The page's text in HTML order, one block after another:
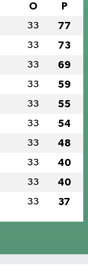
O P
33 77
33 73
33 69
33 59
33 55
33 54
33 48
33 40
33 40
33 37